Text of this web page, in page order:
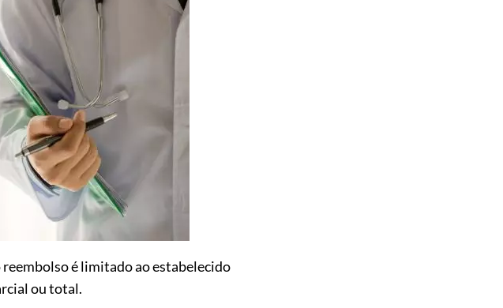
é limitado ao estabelecido
ou total.